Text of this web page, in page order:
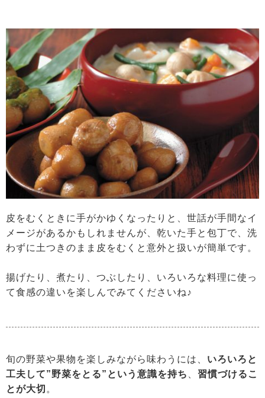
皮をむくときに手がかゆくなったりと、世話が手間なイ
メージがあるかもしれませんが、乾いた手と包丁で、洗
わずに土つきのまま皮をむくと意外と扱いが簡単です。
揚げたり、煮たり、つぶしたり、いろいろな料理に使っ
て食感の違いを楽しんでみてくださいね♪
旬の野菜や果物を楽しみながら味わうには、 いろいろと
工夫して”野菜をとる”という意識を持ち
習慣づけるこ
とが大切 。